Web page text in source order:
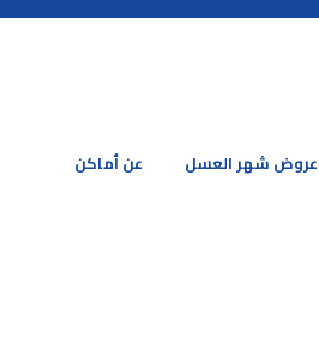
عروض شهر العسل عن أماكن